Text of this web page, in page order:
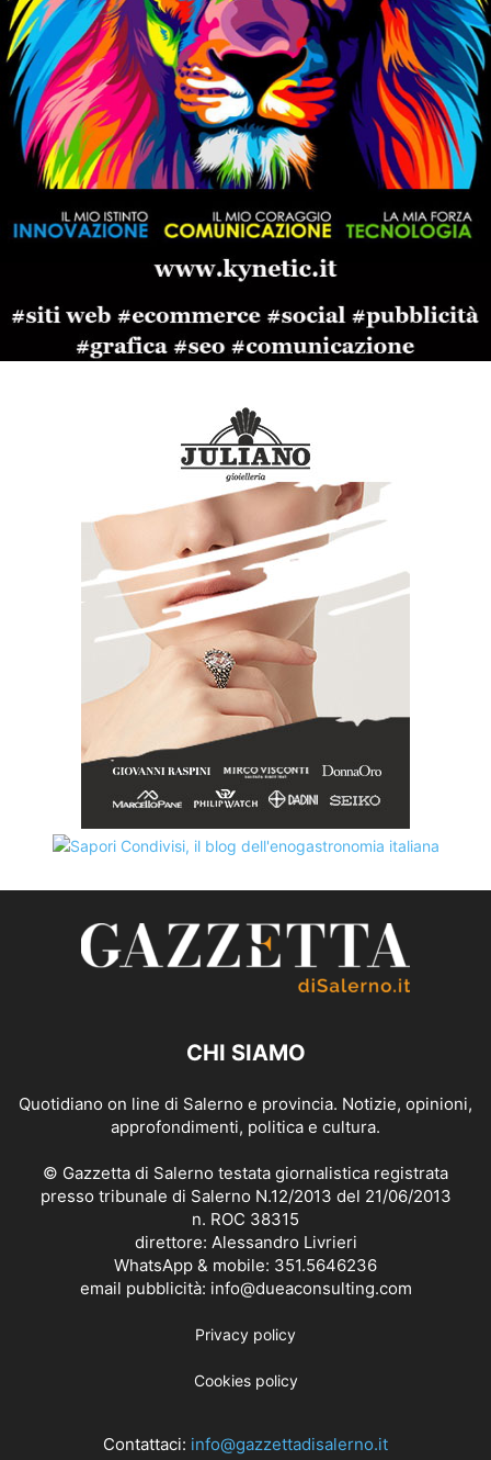
CHI SIAMO
Quotidiano on line di Salerno e provincia. Notizie, opinioni,
approfondimenti, politica e cultura.
© Gazzetta di Salerno testata giornalistica registrata
presso tribunale di Salerno N.12/2013 del 21/06/2013
n. ROC 38315
direttore: Alessandro Livrieri
WhatsApp & mobile: 351.5646236
email pubblicità: info@dueaconsulting.com
Privacy policy
Cookies policy
Contattaci: info@gazzettadisalerno.it